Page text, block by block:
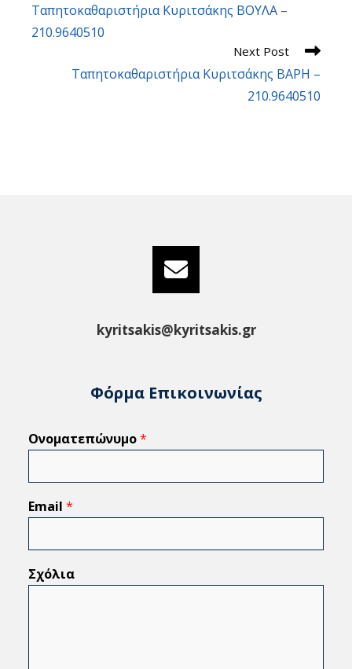
articles
Ταπητοκαθαριστήρια Κυριτσάκης ΒΟΥΛΑ –
210.9640510
Next Post
Ταπητοκαθαριστήρια Κυριτσάκης ΒΑΡΗ –
210.9640510
kyritsakis@kyritsakis.gr
Φόρμα Επικοινωνίας
Ονοματεπώνυμο*
Email *
Σχόλια